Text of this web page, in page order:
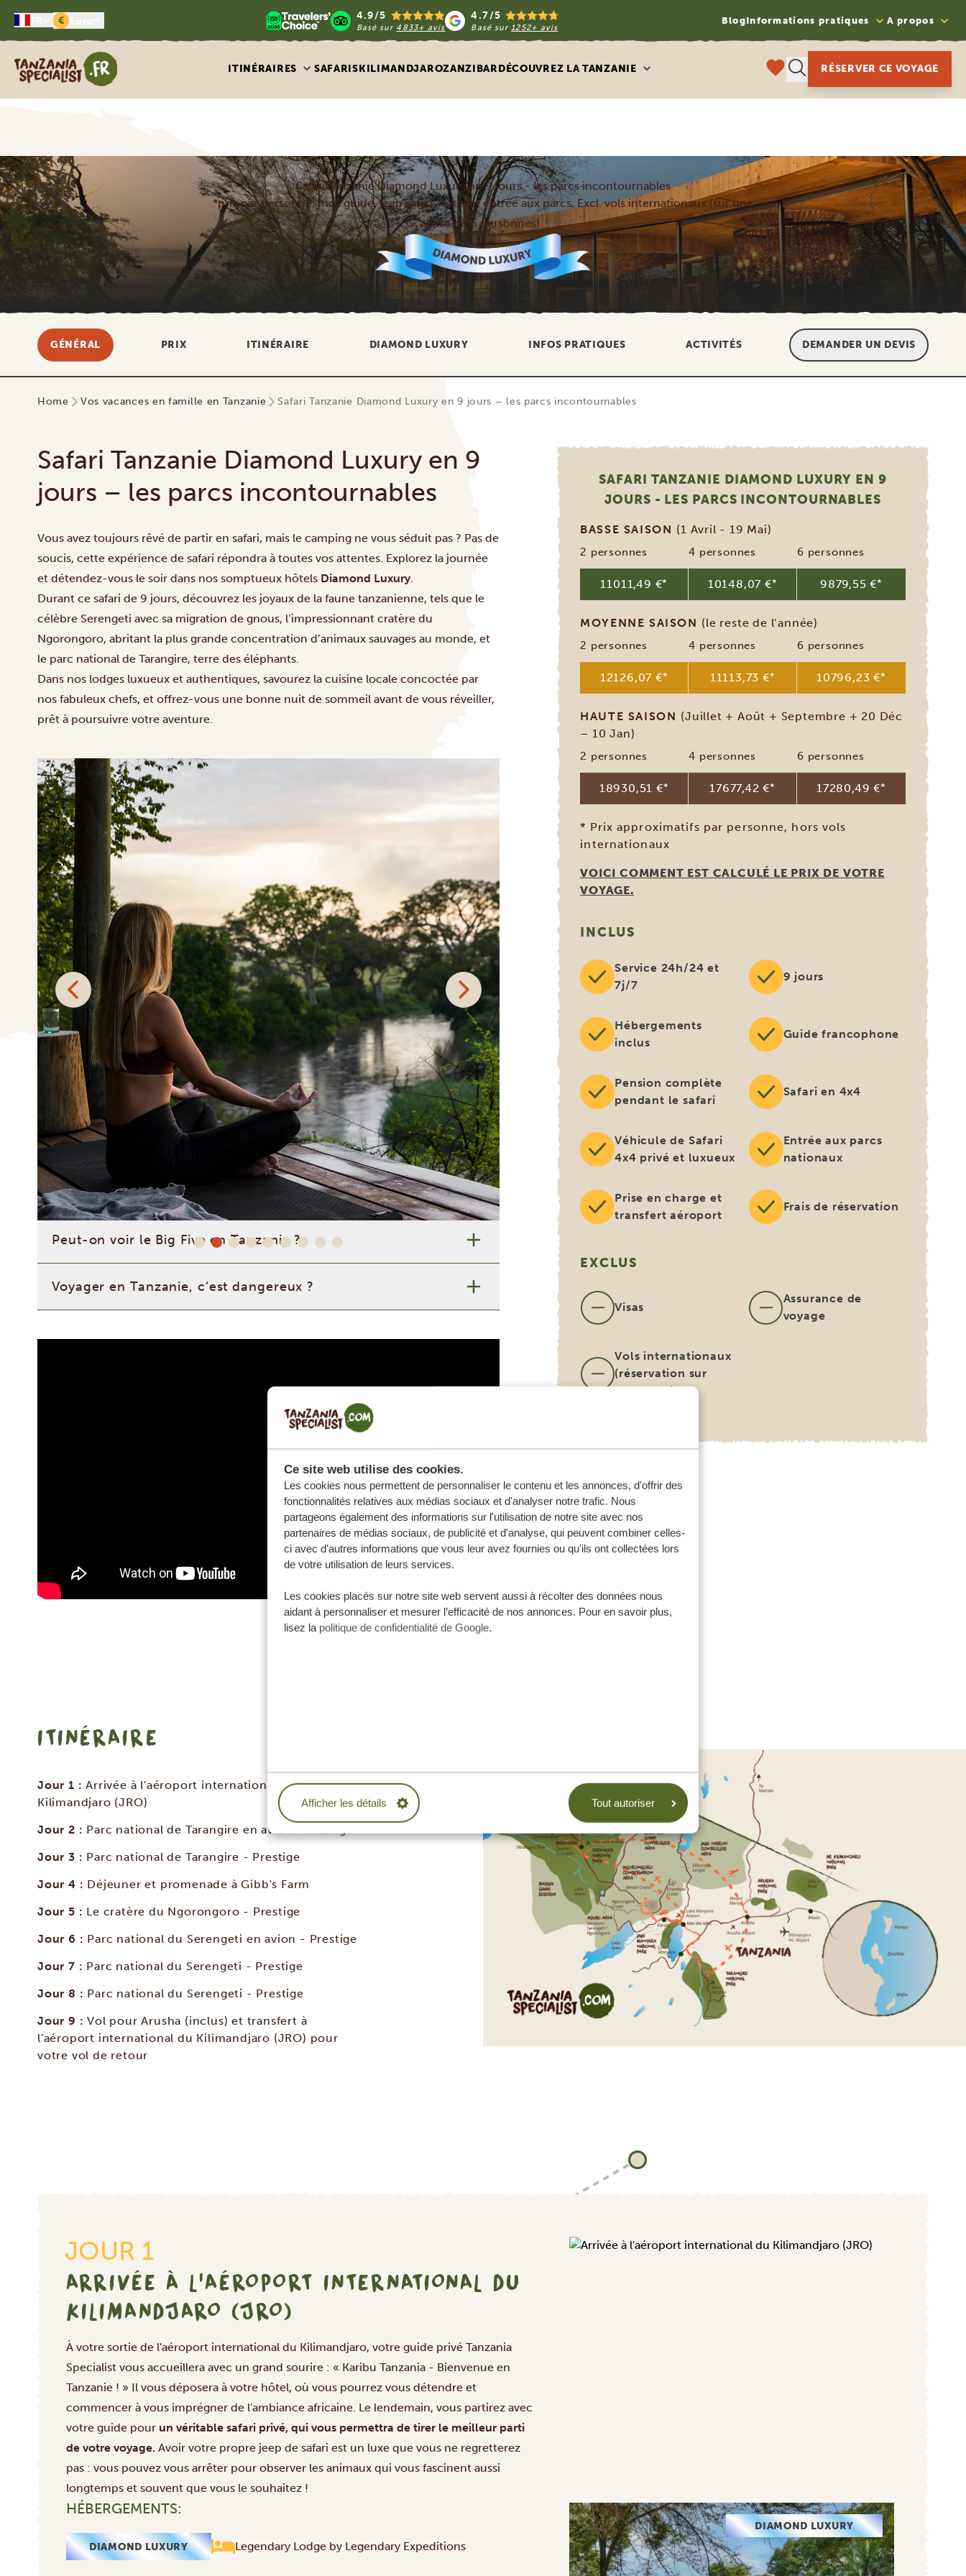
Ce site web utilise des cookies.
Les cookies nous permettent de personnaliser le contenu et les annonces, d'offrir des
fonctionnalités relatives aux médias sociaux et d'analyser notre trafic. Nous
partageons également des informations sur l'utilisation de notre site avec nos
partenaires de médias sociaux, de publicité et d'analyse, qui peuvent combiner celles-
ci avec d'autres informations que vous leur avez fournies ou qu'ils ont collectées lors
de votre utilisation de leurs services.
Les cookies placés sur notre site web servent aussi à récolter des données nous
aidant à personnaliser et mesurer l’efficacité de nos annonces. Pour en savoir plus,
lisez la politique de confidentialité de Google.
Afficher les détails Tout autoriser
€ 4.9/5
Basé sur 4833+ avis
4.7/5
Basé sur1252+ avis
BlogInformations pratiques A propos
Tanzania Specialist
ITINÉRAIRES SAFARISKILIMANDJAROZANZIBARDÉCOUVREZ LA TANZANIE RÉSERVER CE VOYAGE
Safari Tanzanie Diamond Luxury en 9 jours - les parcs incontournables
*prix par personne, Incl. guide, jeep safari, hôtel et entrée aux parcs, Excl. vols internationaux (sur une
base de 6 personnes)
GÉNÉRAL PRIX ITINÉRAIRE DIAMOND LUXURY INFOS PRATIQUES ACTIVITÉS DEMANDER UN DEVIS
Home Vos vacances en famille en Tanzanie Safari Tanzanie Diamond Luxury en 9 jours – les parcs incontournables
Safari Tanzanie Diamond Luxury en 9
jours – les parcs incontournables
Vous avez toujours rêvé de partir en safari, mais le camping ne vous séduit pas ? Pas de
soucis, cette expérience de safari répondra à toutes vos attentes. Explorez la journée
et détendez-vous le soir dans nos somptueux hôtels Diamond Luxury.
Durant ce safari de 9 jours, découvrez les joyaux de la faune tanzanienne, tels que le
célèbre Serengeti avec sa migration de gnous, l’impressionnant cratère du
Ngorongoro, abritant la plus grande concentration d’animaux sauvages au monde, et
le parc national de Tarangire, terre des éléphants.
Dans nos lodges luxueux et authentiques, savourez la cuisine locale concoctée par
nos fabuleux chefs, et offrez-vous une bonne nuit de sommeil avant de vous réveiller,
prêt à poursuivre votre aventure.
Quand partir en Tanzanie?
Comment personnaliser son voyage ?
Safari avec Tanzania Specialist : à quoi s’attendre ?
Peut-on voir le Big Five en Tanzanie ?
Voyager en Tanzanie, c’est dangereux ?
SAFARI TANZANIE DIAMOND LUXURY EN 9
JOURS - LES PARCS INCONTOURNABLES
BASSE SAISON (1 Avril - 19 Mai)
2 personnes
11011,49 €*
4 personnes
10148,07 €*
6 personnes
9879,55 €*
MOYENNE SAISON (le reste de l’année)
2 personnes
12126,07 €*
4 personnes
11113,73 €*
6 personnes
10796,23 €*
HAUTE SAISON (Juillet + Août + Septembre + 20 Déc
– 10 Jan)
2 personnes
18930,51 €*
4 personnes
17677,42 €*
6 personnes
17280,49 €*
* Prix approximatifs par personne, hors vols
internationaux
VOICI COMMENT EST CALCULÉ LE PRIX DE VOTRE
VOYAGE.
INCLUS
Service 24h/24 et
7j/7
9 jours
Hébergements
inclus
Guide francophone
Pension complète
pendant le safari
Safari en 4x4
Véhicule de Safari
4x4 privé et luxueux
Entrée aux parcs
nationaux
Prise en charge et
transfert aéroport
Frais de réservation
EXCLUS
Visas
Assurance de
voyage
Vols internationaux
(réservation sur
demande)
ITINÉRAIRE
Jour 1 :Arrivée à l'aéroport international du
Kilimandjaro (JRO)
Jour 2 : Parc national de Tarangire en avion - Prestige
Jour 3 : Parc national de Tarangire - Prestige
Jour 4 : Déjeuner et promenade à Gibb's Farm
Jour 5 : Le cratère du Ngorongoro - Prestige
Jour 6 : Parc national du Serengeti en avion - Prestige
Jour 7 : Parc national du Serengeti - Prestige
Jour 8 : Parc national du Serengeti - Prestige
Jour 9 :Vol pour Arusha (inclus) et transfert à
l'aéroport international du Kilimandjaro (JRO) pour
votre vol de retour
JOUR 1
ARRIVÉE À L'AÉROPORT INTERNATIONAL DU
KILIMANDJARO (JRO)
À votre sortie de l'aéroport international du Kilimandjaro, votre guide privé Tanzania
Specialist vous accueillera avec un grand sourire : « Karibu Tanzania - Bienvenue en
Tanzanie ! » Il vous déposera à votre hôtel, où vous pourrez vous détendre et
commencer à vous imprégner de l'ambiance africaine. Le lendemain, vous partirez avec
votre guide pour un véritable safari privé, qui vous permettra de tirer le meilleur parti
de votre voyage. Avoir votre propre jeep de safari est un luxe que vous ne regretterez
pas : vous pouvez vous arrêter pour observer les animaux qui vous fascinent aussi
longtemps et souvent que vous le souhaitez !
HÉBERGEMENTS:
DIAMOND LUXURY Legendary Lodge by Legendary Expeditions
DIAMOND LUXURY